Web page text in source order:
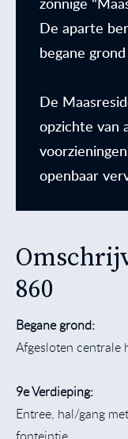
De aparte
begane
De
opzichte van
openbaar
860
Begane grond:
Afgesloten centrale
9e Verdieping:
Entree, hal/gang